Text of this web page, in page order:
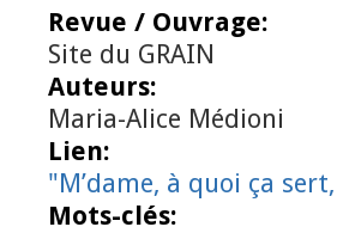
Revue / Ouvrage:
Site du GRAIN
Auteurs:
Maria-Alice Médioni
Lien:
"M’dame, à quoi ça sert,
Mots-clés: